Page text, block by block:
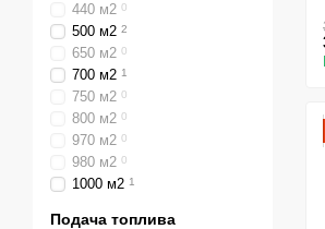
440 м2 0
500 м2 2
650 м2 0
700 м2 1
750 м2 0
800 м2 0
970 м2 0
980 м2 0
1000 м2 1
Подача топлива